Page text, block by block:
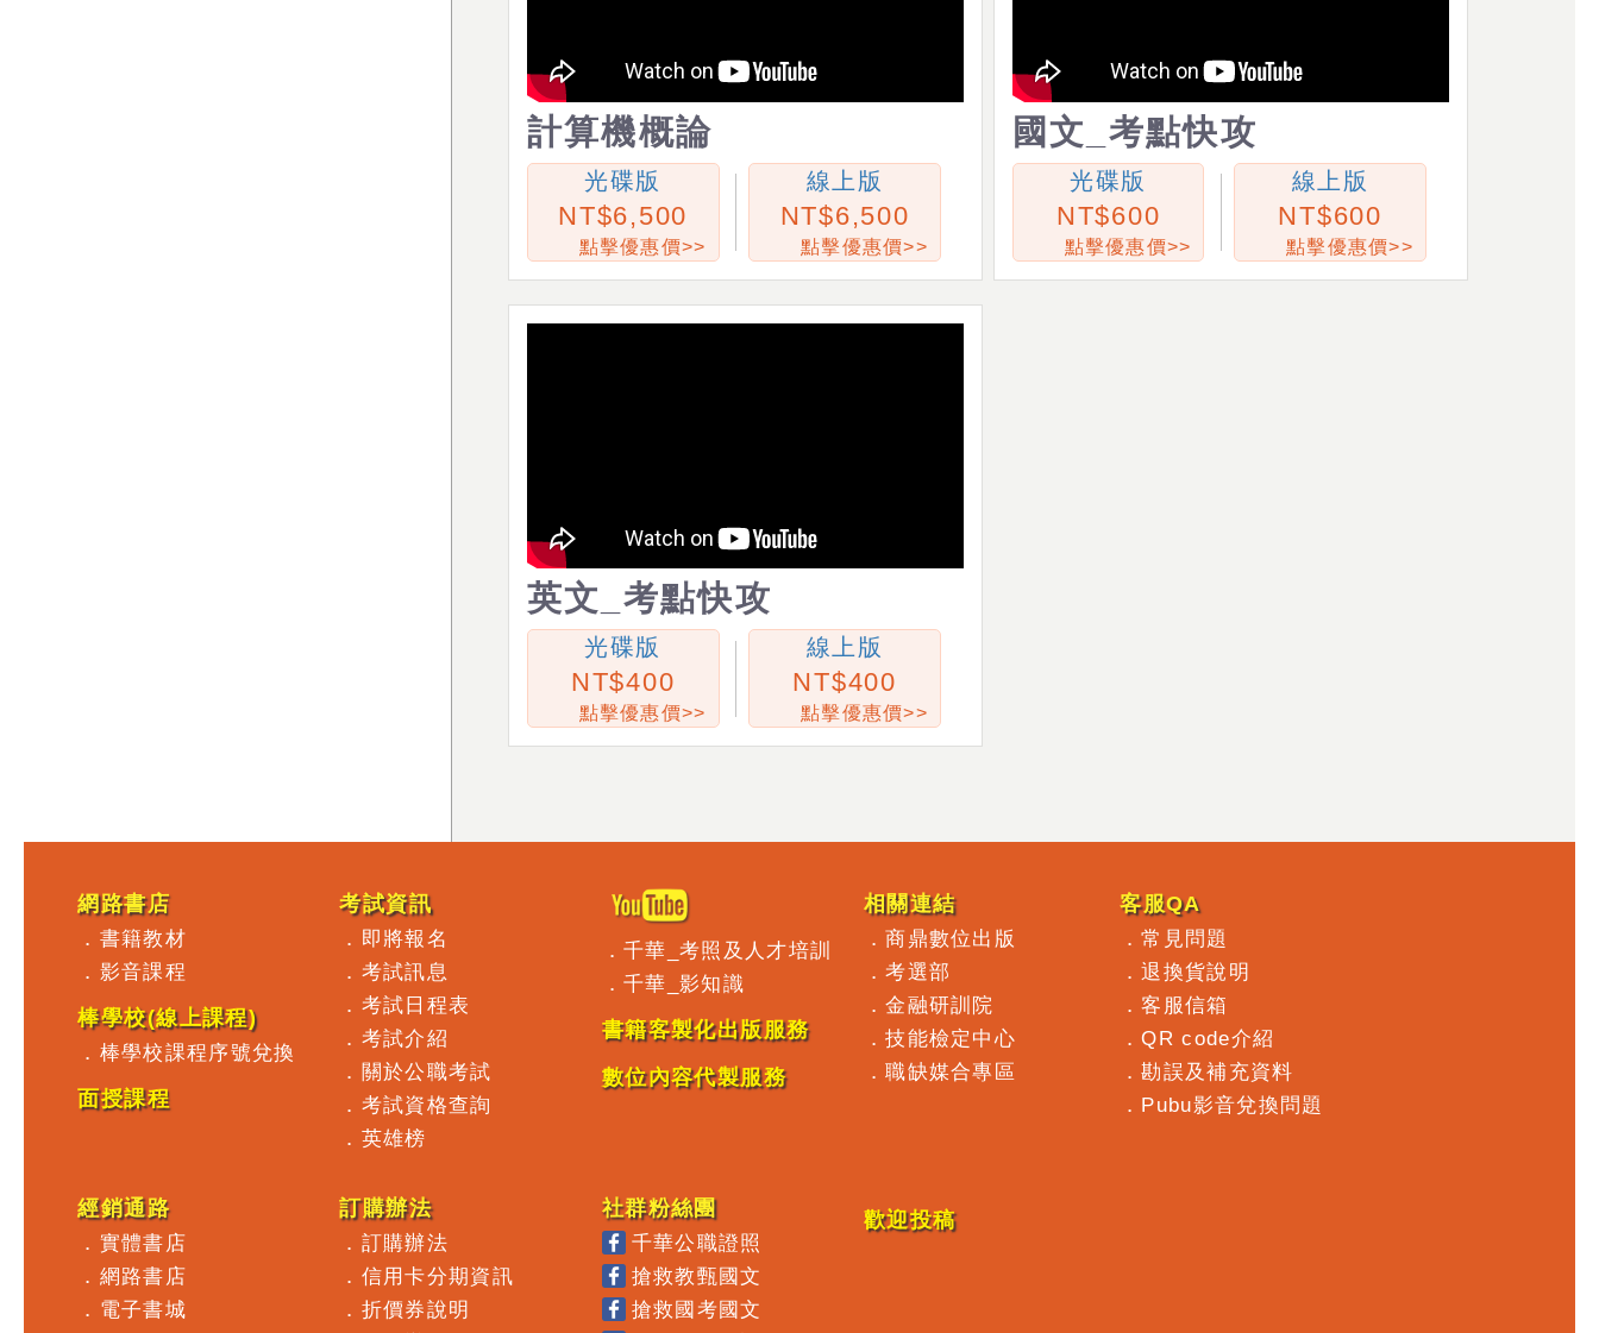
計算機概論
光碟版
6,500
點擊優惠價>>
線上版
6,500
點擊優惠價>>
國文_考點快攻
光碟版
600
點擊優惠價>>
線上版
600
點擊優惠價>>
英文_考點快攻
光碟版
400
點擊優惠價>>
線上版
400
點擊優惠價>>
網路書店
． 書籍教材
． 影音課程
棒學校(線上課程)
． 棒學校課程序號兌換
面授課程
考試資訊
． 即將報名
． 考試訊息
． 考試日程表
． 考試介紹
． 關於公職考試
． 考試資格查詢
． 英雄榜
．千華_考照及人才培訓
．千華_影知識
書籍客製化出版服務
數位內容代製服務
相關連結
．商鼎數位出版
．考選部
．金融研訓院
．技能檢定中心
．職缺媒合專區
客服QA
．常見問題
．退換貨說明
．客服信箱
．QR code介紹
．勘誤及補充資料
．
Pubu影音兌換問題
經銷通路
． 實體書店
． 網路書店
． 電子書城
訂購辦法
． 訂購辦法
． 信用卡分期資訊
． 折價券說明
社群粉絲團
千華公職證照
搶救教甄國文
搶救國考國文
歡迎投稿